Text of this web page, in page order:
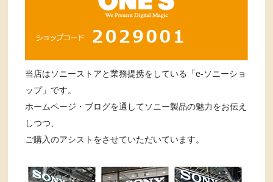
当店はソニーストアと業務提携をしている「e-ソニーショ
ップ」です。
ホームページ・ブログを通してソニー製品の魅力をお伝え
しつつ、
ご購入のアシストをさせていただいています。